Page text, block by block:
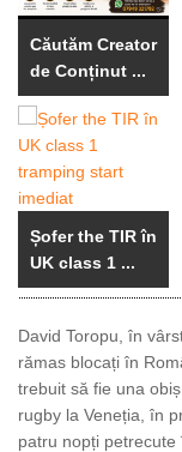
Căutăm Creator
de Conținut ...
Șofer the TIR în
UK class 1 ...
David Toropu, în
rămas blocați în
trebuit să fie una
rugby la Veneția, în
patru nopți